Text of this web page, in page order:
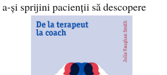
și sprijini pacienții să descopere